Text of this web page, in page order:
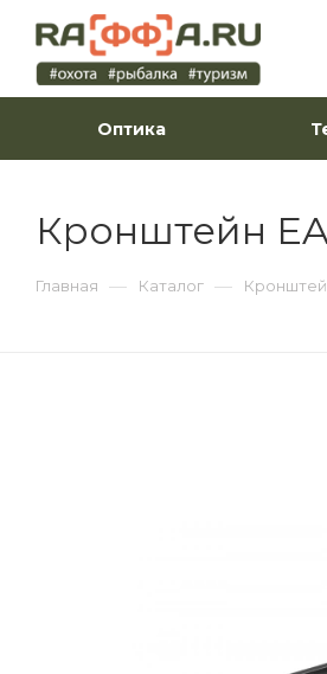
Оптика
Кронштейн
Главная — Каталог —